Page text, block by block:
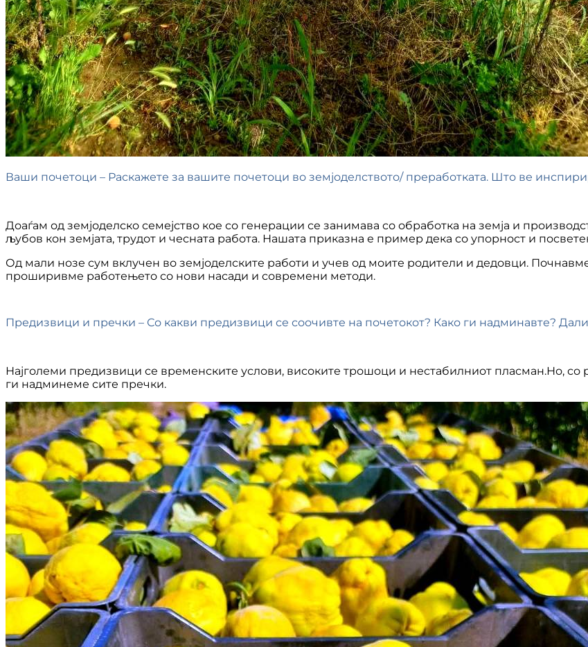
Ваши почетоци – Раскажете за вашите почетоци во земјоделството/ преработката. Што ве
Доаѓам од земјоделско семејство кое со генерации се занимава со обработка на земја и
љубов кон земјата, трудот и чесната работа. Нашата приказна е пример дека со упорност и
Од мали нозе сум вклучен во земјоделските работи и учев од моите родители и дедовци.
проширивме работењето со нови насади и современи методи.
Предизвици и пречки – Со какви предизвици се соочивте на почетокот? Како ги надминавте?
Најголеми предизвици се временските услови, високите трошоци и нестабилниот пласман.Но, со
ги надминеме сите пречки.